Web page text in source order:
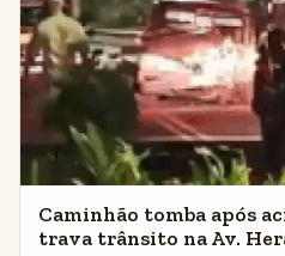
Caminhão tomba após
trava trânsito na Av.